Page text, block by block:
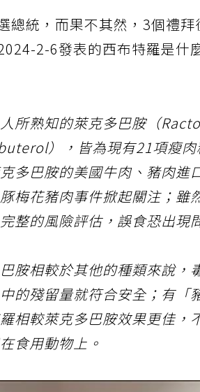
總統，而果不其然，3個禮
2-6發表的西布特羅是什
所熟知的萊克多巴胺（
），皆為現有21項瘦
多巴胺的美國牛肉、豬肉進
梅花豬肉事件掀起關注；雖
整的風險評估，誤食恐出現
巴胺相較於其他的種類來說
中的殘留量就符合安全；有
相較萊克多巴胺效果更佳，
食用動物上。